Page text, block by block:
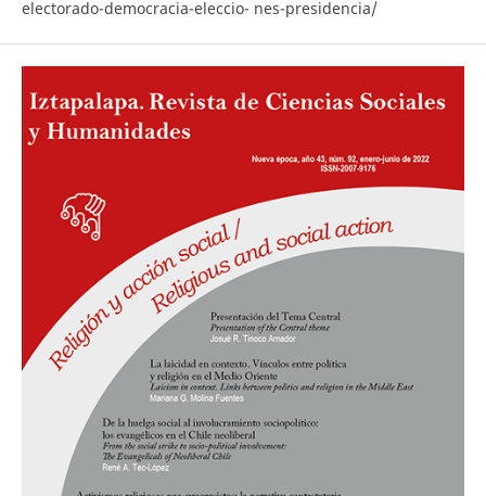
electorado-democracia-eleccio- nes-presidencia/